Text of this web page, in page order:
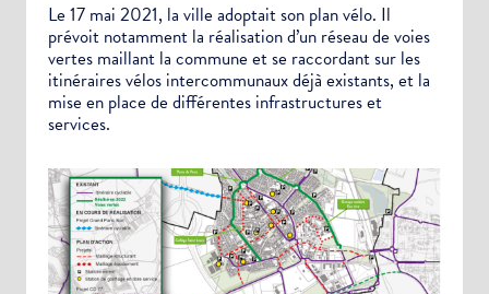
Le 17 mai 2021, la ville adoptait son plan vélo. Il
prévoit notamment la réalisation d’un réseau de voies
vertes maillant la commune et se raccordant sur les
itinéraires vélos intercommunaux déjà existants, et la
mise en place de différentes infrastructures et
services.